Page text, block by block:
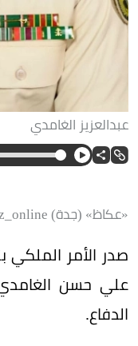
عبدالعزيز الغامدي
«عكاظ» (جدة) okaz_online@
صدر الأمر الملكي
علي حسن
الدفاع.